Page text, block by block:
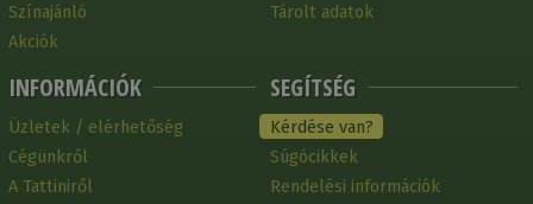
Színajánló
Akciók
INFORMÁCIÓK
Üzletek / elérhetőség
Cégünkről
A Tattiniről
Tárolt adatok
SEGÍTSÉG
Kérdése van?
Súgócikkek
Rendelési információk